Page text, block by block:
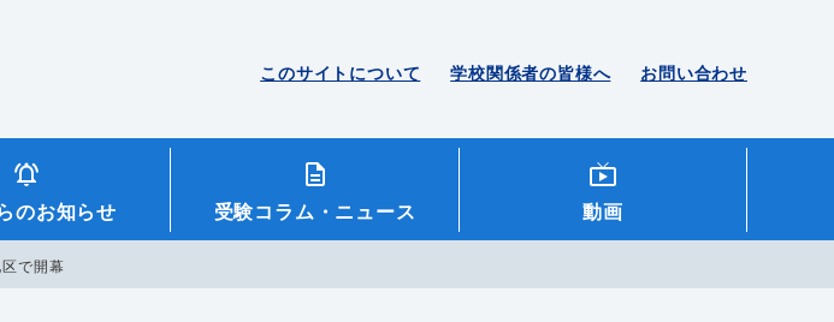
このサイトについて 学校関係者の皆様へ お問い合わせ
のお知らせ 受験コラム ・ニュース 動画
で開幕